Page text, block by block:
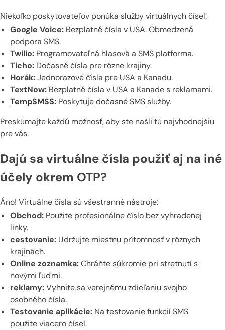
Niekoľko poskytovateľov ponúka služby virtuálnych čísel:
Google Voice: Bezplatné čísla v USA. Obmedzená
podpora SMS.
Twilio: Programovateľná hlasová a SMS platforma.
Ticho: Dočasné čísla pre rôzne krajiny.
Horák:Jednorazové čísla pre USA a Kanadu.
TextNow: Bezplatné čísla v USA a Kanade s reklamami.
TempSMSS: Poskytujedočasné SMSslužby.
Preskúmajte každú možnosť, aby ste našli tú najvhodnejšiu
pre vás.
Dajú sa virtuálne čísla použiť aj na iné
účely okrem OTP?
Áno! Virtuálne čísla sú všestranné nástroje:
Obchod: Použite profesionálne číslo bez vyhradenej
linky.
cestovanie: Udržujte miestnu prítomnosť v rôznych
krajinách.
Online zoznamka:Chráňte súkromie pri stretnutí s
novými ľuďmi.
reklamy:Vyhnite sa verejnému zdieľaniu svojho
osobného čísla.
Testovanie aplikácie: Na testovanie funkcií SMS
použite viacero čísel.